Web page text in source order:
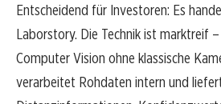
Entscheidend für Investoren: Es
Laborstory. Die Technik ist marktreif
Computer Vision ohne klassische
verarbeitet Rohdaten intern und